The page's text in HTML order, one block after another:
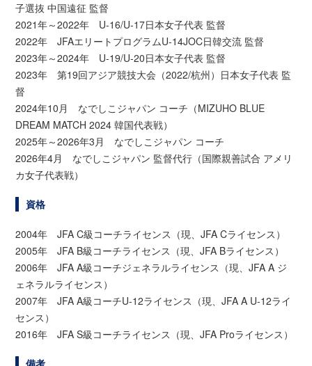
子選抜 中国遠征 監督
2021年～2022年 U-16/U-17日本女子代表 監督
2022年 JFAエリートプログラムU-14JOC日韓交流 監督
2023年～2024年 U-19/U-20日本女子代表 監督
2023年 第19回アジア競技大会（2022/杭州）日本女子代表 監
督
2024年10月 なでしこジャパン コーチ（MIZUHO BLUE
DREAM MATCH 2024 韓国代表戦）
2025年～2026年3月 なでしこジャパン コーチ
2026年4月 なでしこジャパン 監督代行（国際親善試合 アメリ
カ女子代表戦）
資格
2004年 JFA C級コーチライセンス（現、JFA Cライセンス）
2005年 JFA B級コーチライセンス（現、JFA Bライセンス）
2006年 JFA A級コーチジェネラルライセンス（現、JFA A ジ
ェネラルライセンス）
2007年 JFA A級コーチU-12ライセンス（現、JFA A U-12ライ
センス）
2016年 JFA S級コーチライセンス（現、JFA Proライセンス）